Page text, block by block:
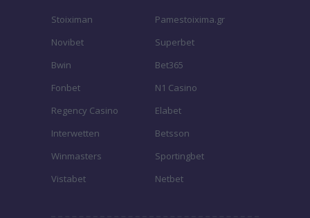
Stoiximan
Pamestoixima.gr
Novibet
Superbet
Bwin
Bet365
Fonbet
N1 Casino
Regency Casino
Elabet
Interwetten
Betsson
Winmasters
Sportingbet
Vistabet
Netbet